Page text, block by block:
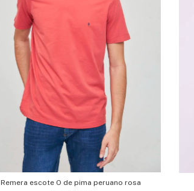
Remera escote O de pima peruano rosa